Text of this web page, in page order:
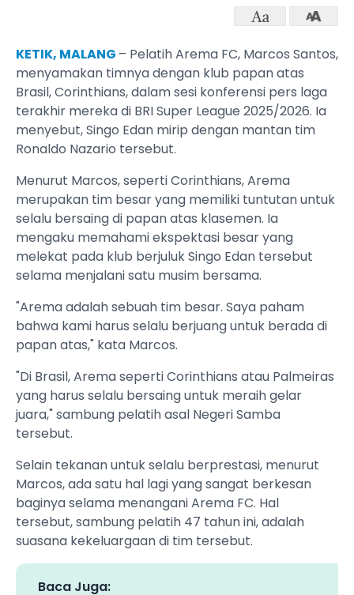
KETIK, MALANG – Pelatih Arema FC, Marcos Santos,
menyamakan timnya dengan klub papan atas
Brasil, Corinthians, dalam sesi konferensi pers laga
terakhir mereka di BRI Super League 2025/2026. Ia
menyebut, Singo Edan mirip dengan mantan tim
Ronaldo Nazario tersebut.
Menurut Marcos, seperti Corinthians, Arema
merupakan tim besar yang memiliki tuntutan untuk
selalu bersaing di papan atas klasemen. Ia
mengaku memahami ekspektasi besar yang
melekat pada klub berjuluk Singo Edan tersebut
selama menjalani satu musim bersama.
"Arema adalah sebuah tim besar. Saya paham
bahwa kami harus selalu berjuang untuk berada di
papan atas," kata Marcos.
"Di Brasil, Arema seperti Corinthians atau Palmeiras
yang harus selalu bersaing untuk meraih gelar
juara," sambung pelatih asal Negeri Samba
tersebut.
Selain tekanan untuk selalu berprestasi, menurut
Marcos, ada satu hal lagi yang sangat berkesan
baginya selama menangani Arema FC. Hal
tersebut, sambung pelatih 47 tahun ini, adalah
suasana kekeluargaan di tim tersebut.
Baca Juga: